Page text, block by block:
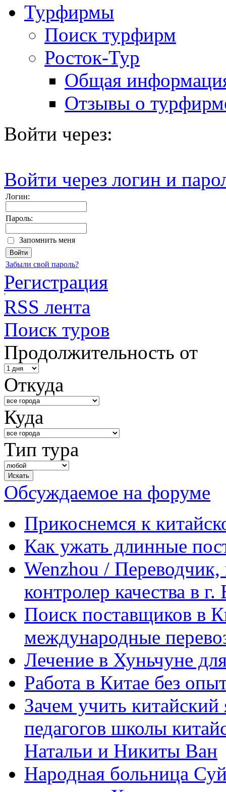
Турфирмы
Поиск турфирм
Росток-Тур
Общая
Отзывы о
Войти через:
Войти через логин и
Логин:
Пароль:
Запомнить меня
Забыли свой пароль?
Регистрация
RSS лента
Поиск туров
Продолжительность от
Откуда
Куда
Тип тура
Обсуждаемое на форуме
Прикоснемся к
Как ужать длинные
Wenzhou / Переводчик,
контролер качества в
Поиск поставщиков в
международные
Лечение в Хуньчуне
Работа в Китае без
Зачем учить
педагогов школы
Натальи и Никиты Ван
Народная больница